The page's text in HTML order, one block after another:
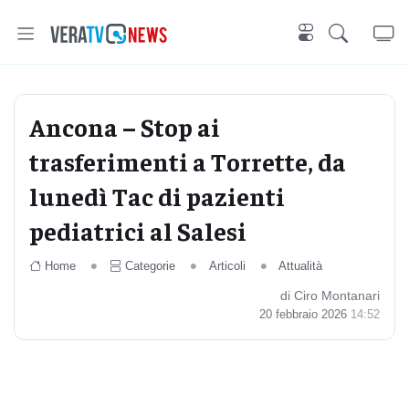
Ancona – Stop ai
trasferimenti a Torrette, da
lunedì Tac di pazienti
pediatrici al Salesi
Home Categorie Articoli Attualità
di Ciro Montanari
20 febbraio 2026 14:52